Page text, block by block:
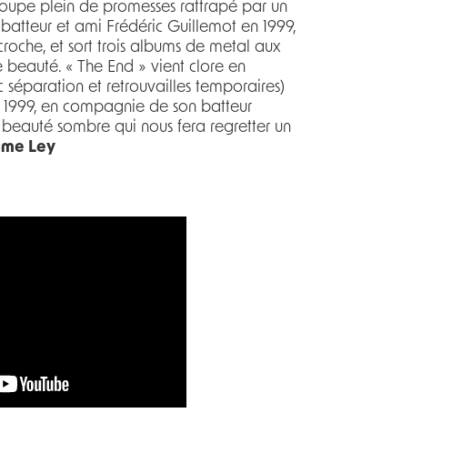
plein de promesses rattrapé par un
et ami Frédéric Guillemot en 1999,
et sort trois albums de metal aux
« The End » vient clore en
séparation et retrouvailles temporaires)
en compagnie de son batteur
sombre qui nous fera regretter un
Ley